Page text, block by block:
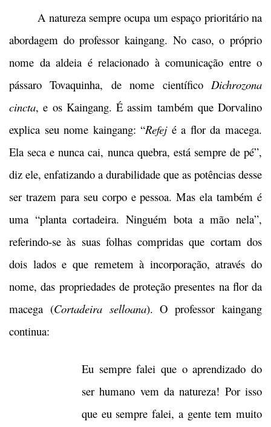
A natureza sempre ocupa um espaço prioritário na
abordagem do professor kaingang. No caso, o próprio
nome da aldeia é relacionado à comunicação entre o
pássaro Tovaquinha, de nome científico Dichrozona
cincta, e os Kaingang. É assim também que Dorvalino
explica seu nome kaingang: “Refejé a flor da macega.
Ela seca e nunca cai, nunca quebra, está sempre de pé”,
diz ele, enfatizando a durabilidade que as potências desse
ser trazem para seu corpo e pessoa. Mas ela também é
uma “planta cortadeira. Ninguém bota a mão nela”,
referindo-se às suas folhas compridas que cortam dos
dois lados e que remetem à incorporação, através do
nome, das propriedades de proteção presentes na flor da
macega (Cortadeira selloana). O professor kaingang
continua:
Eu sempre falei que o aprendizado do
ser humano vem da natureza! Por isso
que eu sempre falei, a gente tem muito